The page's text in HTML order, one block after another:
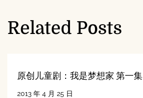
Related Posts
原创儿童剧：我是梦想家 第一集
2013 年 4 月 25 日